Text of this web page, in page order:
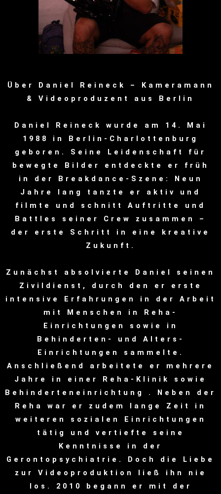
Über Daniel Reineck – Kameramann
& Videoproduzent aus Berlin
Daniel Reineck wurde am 14. Mai
1988 in Berlin-Charlottenburg
geboren. Seine Leidenschaft für
bewegte Bilder entdeckte er früh
in der Breakdance-Szene: Neun
Jahre lang tanzte er aktiv und
filmte und schnitt Auftritte und
Battles seiner Crew zusammen –
der erste Schritt in eine kreative
Zukunft.
Zunächst absolvierte Daniel seinen
Zivildienst, durch den er erste
intensive Erfahrungen in der Arbeit
mit Menschen in Reha-
Einrichtungen sowie in
Behinderten- und Alters-
Einrichtungen sammelte.
Anschließend arbeitete er mehrere
Jahre in einer Reha-Klinik sowie
Behinderteneinrichtung . Neben der
Reha war er zudem lange Zeit in
weiteren sozialen Einrichtungen
tätig und vertiefte seine
Kenntnisse in der
Gerontopsychiatrie. Doch die Liebe
zur Videoproduktion ließ ihn nie
los. 2010 begann er mit der